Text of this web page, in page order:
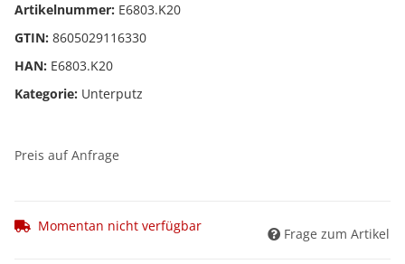
Artikelnummer: E6803.K20
GTIN: 8605029116330
HAN: E6803.K20
Kategorie: Unterputz
Preis auf Anfrage
Momentan nicht verfügbar Frage zum Artikel